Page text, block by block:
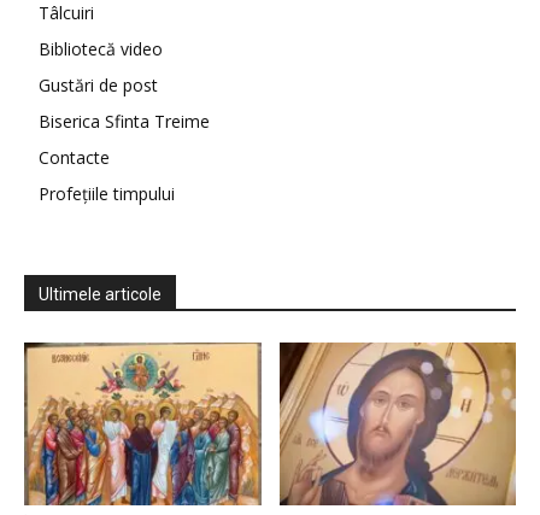
Tâlcuiri
Bibliotecă video
Gustări de post
Biserica Sfinta Treime
Contacte
Profețiile timpului
Ultimele articole